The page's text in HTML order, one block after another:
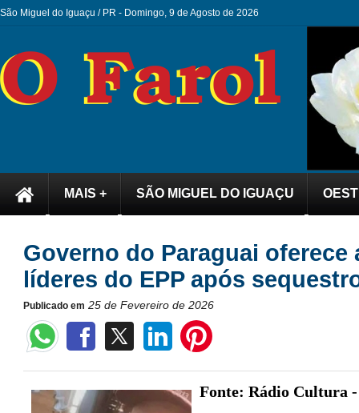
São Miguel do Iguaçu / PR - Domingo, 9 de Agosto de 2026
MAIS + SÃO MIGUEL DO IGUAÇU
Governo do Paraguai
líderes do EPP após
Publicado em 25 de Fevereiro de 2026
Fonte: Rádio Cultura